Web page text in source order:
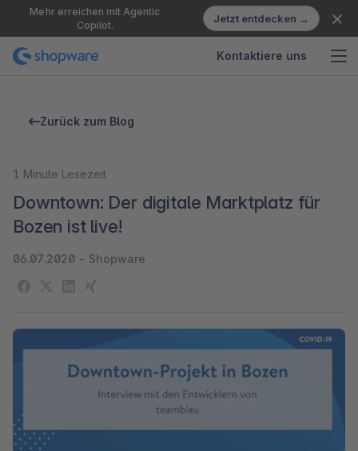
Mehr erreichen mit Agentic
Copilot.
Jetzt entdecken →
Kontaktiere uns
Zurück zum Blog
1 Minute Lesezeit
Downtown: Der digitale Marktplatz für
Bozen ist live!
06.07.2020 - Shopware